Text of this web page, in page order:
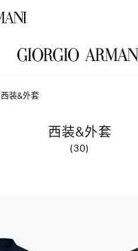
西装&外套
西装&外套
(30)